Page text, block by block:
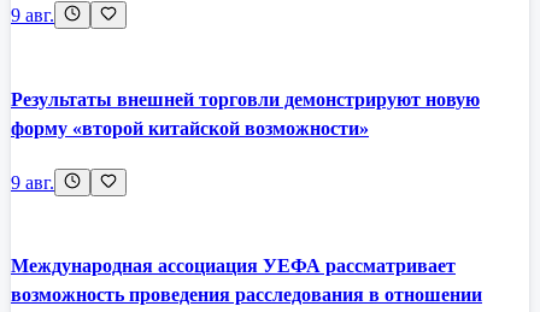
9 авг.
Результаты внешней торговли демонстрируют новую
форму «второй китайской возможности»
9 авг.
Международная ассоциация УЕФА рассматривает
возможность проведения расследования в отношении